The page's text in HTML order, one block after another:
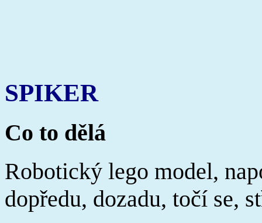
SPIKER
Co to dělá
Robotický lego model,
dopředu, dozadu, točí se,